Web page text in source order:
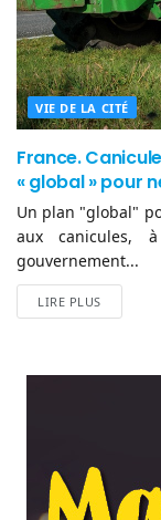
VIE DE LA CITÉ
France.
« global » pour
Un plan "global"
aux canicules,
gouvernement...
LIRE PLUS